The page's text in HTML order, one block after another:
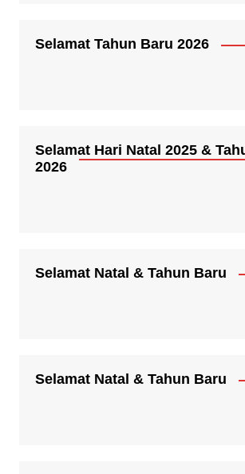
Selamat Tahun Baru 2026
Selamat Hari Natal 2025 &
2026
Selamat Natal & Tahun Baru
Selamat Natal & Tahun Baru